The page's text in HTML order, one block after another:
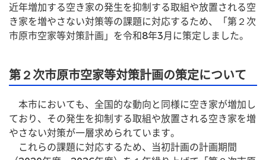
近年増加する空き家の発生を抑制する取組や放置される空
き家を増やさない対策等の課題に対応するため、「第２次
市原市空家等対策計画」を令和8年3月に策定しました。
第２次市原市空家等対策計画の策定について
本市においても、全国的な動向と同様に空き家が増加し
ており、その発生を抑制する取組や放置される空き家を増
やさない対策が一層求められています。
これらの課題に対応するため、当初計画の計画期間